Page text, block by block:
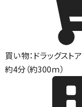
買い物：ドラッグストア
約4分（約300ｍ）